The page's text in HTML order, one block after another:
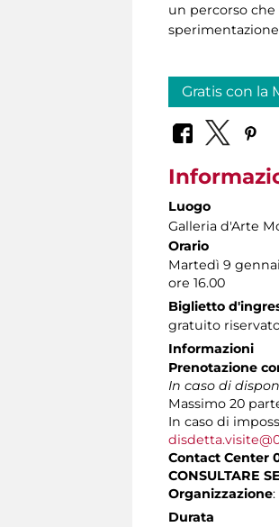
un percorso
Gratis con la
Luogo
Galleria d'Arte
Orario
Martedì 9
ore 16.00
Biglietto
gratuito
Informazioni
Prenotazione
In caso di
Massimo 20
In caso di
Contact Center
CONSULTARE
Organizzazione:
Durata